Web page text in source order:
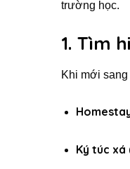
trường học.
1. Tìm
Khi mới
Ký túc xá